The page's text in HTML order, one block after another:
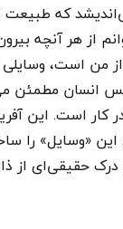
که طبیعت در
از هر آنچه
من است،
انسان مطمئن
است. این
«وسایل» را
درک حقیقی‌ای